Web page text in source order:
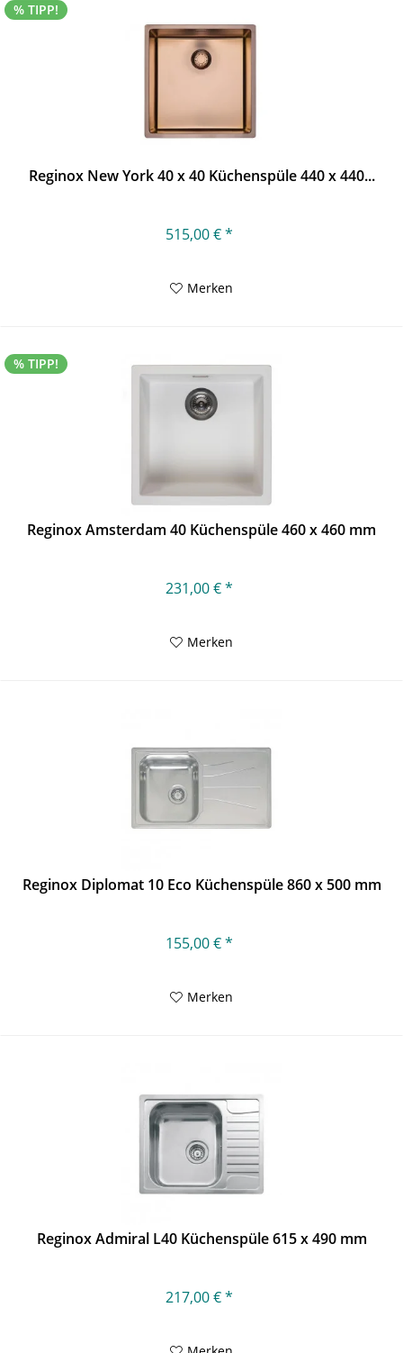
% TIPP!
Reginox New York 40 x 40 Küchenspüle 440 x 440...
515,00 € *
Merken
% TIPP!
Reginox Amsterdam 40 Küchenspüle 460 x 460 mm
231,00 € *
Merken
Reginox Diplomat 10 Eco Küchenspüle 860 x 500 mm
155,00 € *
Merken
Reginox Admiral L40 Küchenspüle 615 x 490 mm
217,00 € *